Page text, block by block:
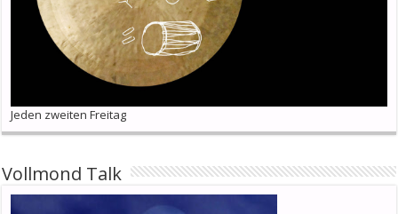
Jeden zweiten Freitag
Vollmond Talk